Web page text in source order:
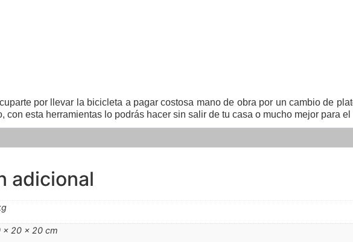
por llevar la bicicleta a pagar costosa mano de obra por un cambio de
con esta herramientas lo podrás hacer sin salir de tu casa o mucho mejor para el
adicional
× 20 × 20 cm